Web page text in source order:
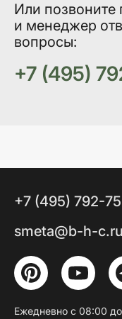
Или
и менеджер
вопросы:
+7 (495)
+7 (495) 792-
smeta@b-h-c.ru
Ежедневно с 08:00